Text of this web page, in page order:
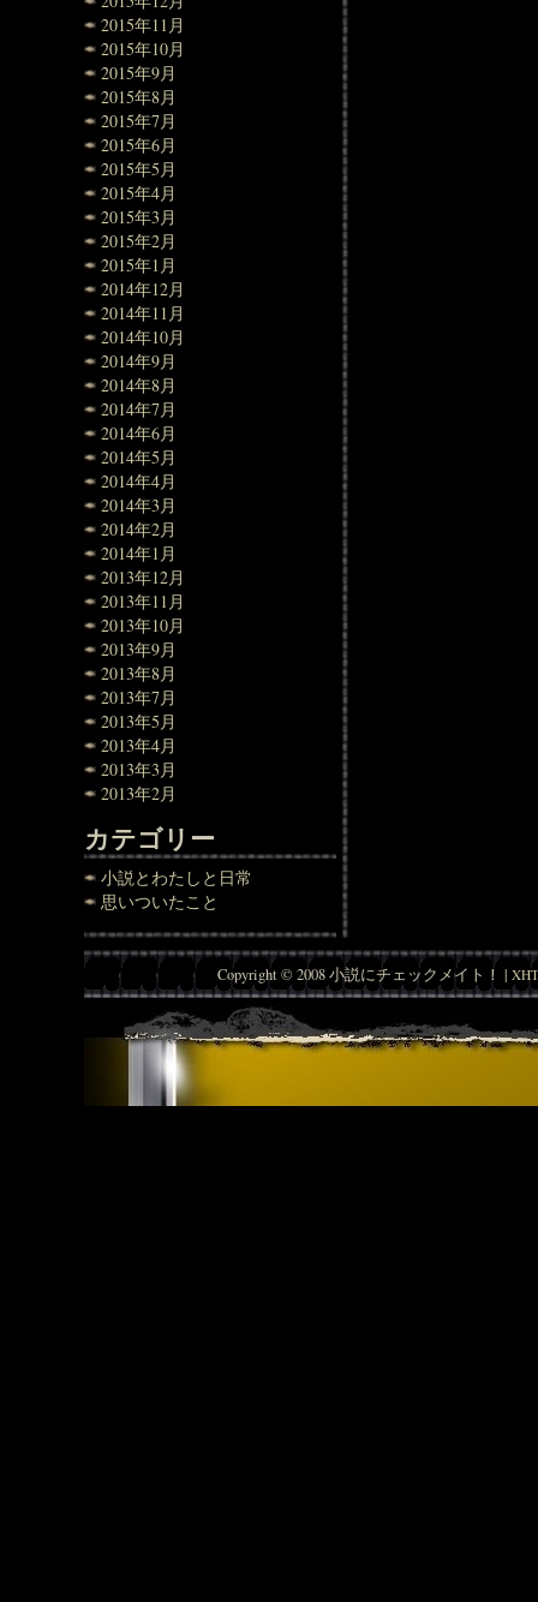
2015年11月
2015年10月
2015年9月
2015年8月
2015年7月
2015年6月
2015年5月
2015年4月
2015年3月
2015年2月
2015年1月
2014年12月
2014年11月
2014年10月
2014年9月
2014年8月
2014年7月
2014年6月
2014年5月
2014年4月
2014年3月
2014年2月
2014年1月
2013年12月
2013年11月
2013年10月
2013年9月
2013年8月
2013年7月
2013年5月
2013年4月
2013年3月
2013年2月
カテゴリー
小説とわたしと日常
思いついたこと
Copyright © 2008 小説にチェックメイト！ |